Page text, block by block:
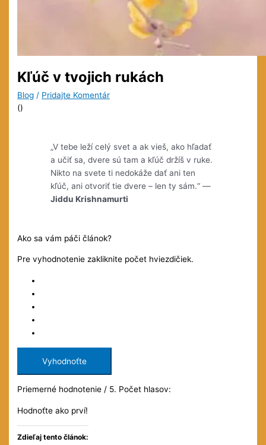
Kľúč v tvojich rukách
Blog / Pridajte Komentár
()
„V tebe leží celý svet a ak vieš, ako hľadať
a učiť sa, dvere sú tam a kľúč držíš v ruke.
Nikto na svete ti nedokáže dať ani ten
kľúč, ani otvoriť tie dvere – len ty sám.“ —
Jiddu Krishnamurti
Ako sa vám páči článok?
Pre vyhodnotenie zakliknite počet hviezdičiek.
Vyhodnoťte
Priemerné hodnotenie/ 5. Počet hlasov:
Hodnoťte ako prví!
Zdieľaj tento článok: